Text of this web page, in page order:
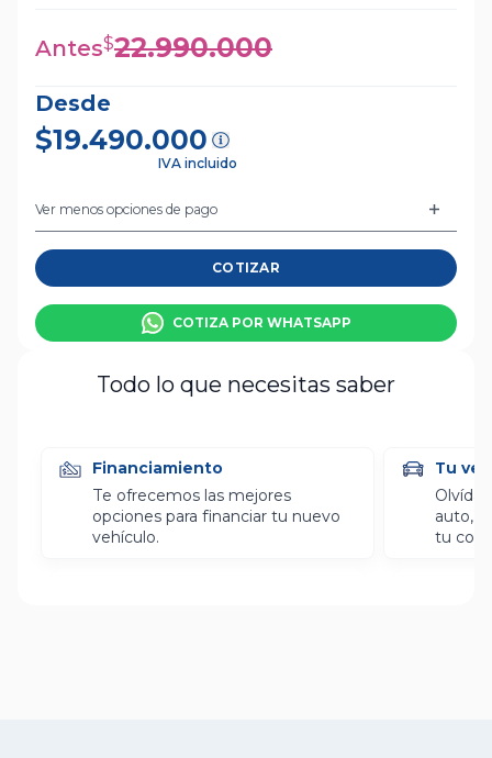
Antes$22.990.000
Desde
$19.490.000
IVA incluido
Ver menos opciones de pago
COTIZAR
COTIZA POR WHATSAPP
Todo lo que necesitas saber
Financiamiento
Te ofrecemos las mejores
opciones para financiar tu nuevo
vehículo.
Tu
auto,
tu